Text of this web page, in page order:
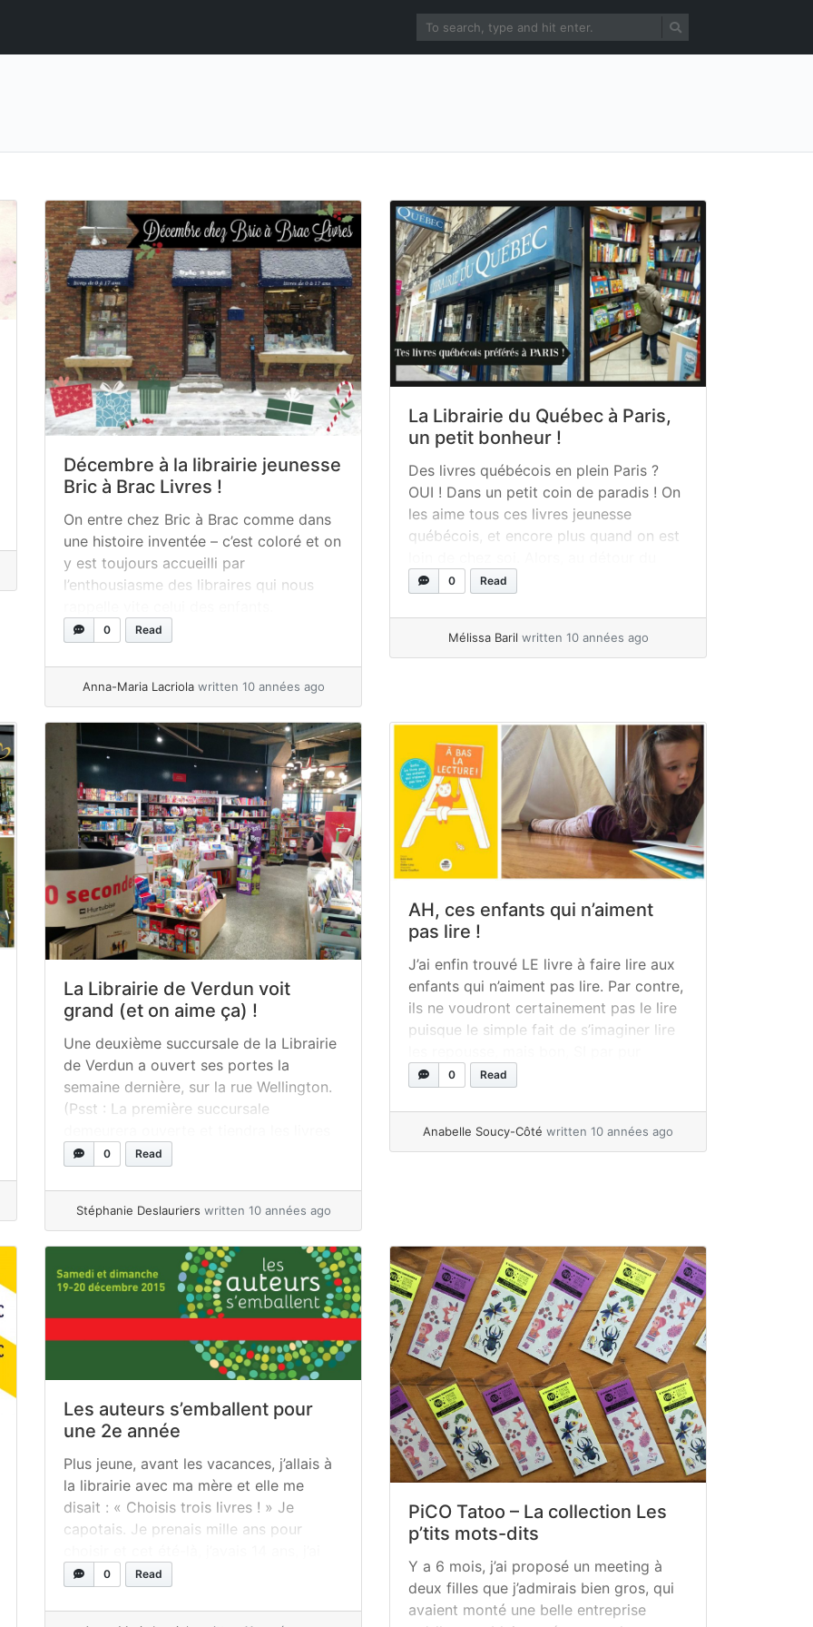
Décembre à la librairie jeunesse
Bric à Brac Livres !
On entre chez Bric à Brac comme dans
une histoire inventée – c’est coloré et on
y est toujours accueilli par
l’enthousiasme des libraires qui nous
Catherine, la responsable, est une
mains Eleanor et Park quand tu lui dis
que tu veux une... »read more
0 Read
Anna-Maria Lacriola written 10 années ago
La Librairie du Québec à Paris,
un petit bonheur !
Des livres québécois en plein Paris ?
OUI ! Dans un petit coin de paradis ! On
les aime tous ces livres jeunesse
québécois, et encore plus quand on est
jardin du Luxembourg, remontez la rue
n° 30 : vous voilà à la Librairie du... »
read more
0 Read
Mélissa Baril written 10 années ago
La Librairie de Verdun voit
grand (et on aime ça) !
Une deuxième succursale de la Librairie
de Verdun a ouvert ses portes la
semaine dernière, sur la rue Wellington.
(Psst : La première succursale
neufs soldés, une sélection d’items en
WOW ! Un espace lumineux, aéré, auquel
est combiné un café (ce sont les... »
0 Read
Stéphanie Deslauriers written 10 années ago
AH, ces enfants qui n’aiment
pas lire !
J’ai enfin trouvé LE livre à faire lire aux
enfants qui n’aiment pas lire. Par contre,
ils ne voudront certainement pas le lire
puisque le simple fait de s’imaginer lire
hasard leurs 2 petits yeux venaient à se
livre, je vous garantis... »read more
0 Read
Anabelle Soucy-Côté written 10 années ago
Les auteurs s’emballent pour
une 2e année
Plus jeune, avant les vacances, j’allais à
la librairie avec ma mère et elle me
disait : « Choisis trois livres ! » Je
capotais. Je prenais mille ans pour
choisi La lumière blanche d’Anique
non stop, au soleil... »read more
0 Read
PiCO Tatoo – La collection Les
p’tits mots-dits
Y a 6 mois, j’ai proposé un meeting à
deux filles que j’admirais bien gros, qui
avaient monté une belle entreprise